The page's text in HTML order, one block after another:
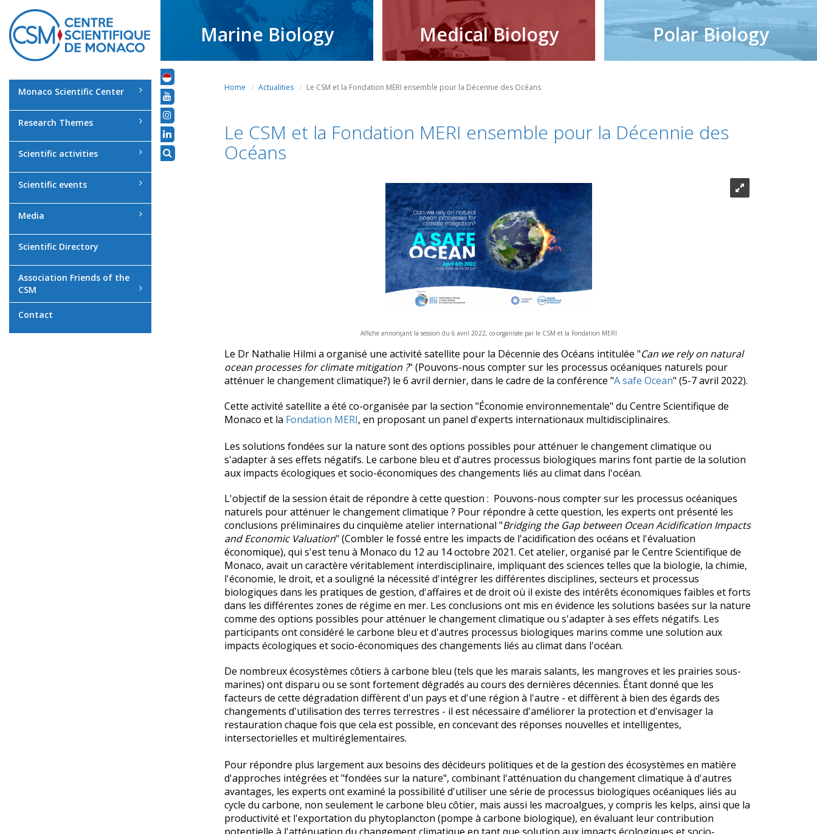
Monaco Scientific Center
Research Themes
Scientific activities
Scientific events
Media
Scientific Directory
Association Friends of the
CSM
Contact
Marine Biology Medical Biology Polar Biology
Home Actualities Le CSM et la Fondation MERI ensemble pour la Décennie des Océans
Le CSM et la Fondation MERI ensemble pour la Décennie des
Océans
Affiche annonçant la session du 6 avril 2022, co-organisée par le CSM et la Fondation MERI
Le Dr Nathalie Hilmi a organisé une activité satellite pour la Décennie des Océans intitulée "Can we rely on natural
ocean processes for climate mitigation ?" (Pouvons-nous compter sur les processus océaniques naturels pour
atténuer le changement climatique?) le 6 avril dernier, dans le cadre de la conférence "A safe Ocean" (5-7 avril 2022).
Cette activité satellite a été co-organisée par la section "Économie environnementale" du Centre Scientifique de
Monaco et la Fondation MERI, en proposant un panel d'experts internationaux multidisciplinaires.
Les solutions fondées sur la nature sont des options possibles pour atténuer le changement climatique ou
s'adapter à ses effets négatifs. Le carbone bleu et d'autres processus biologiques marins font partie de la solution
aux impacts écologiques et socio-économiques des changements liés au climat dans l'océan.
L'objectif de la session était de répondre à cette question : Pouvons-nous compter sur les processus océaniques
naturels pour atténuer le changement climatique ? Pour répondre à cette question, les experts ont présenté les
conclusions préliminaires du cinquième atelier international "Bridging the Gap between Ocean Acidification Impacts
and Economic Valuation" (Combler le fossé entre les impacts de l'acidification des océans et l'évaluation
économique), qui s'est tenu à Monaco du 12 au 14 octobre 2021. Cet atelier, organisé par le Centre Scientifique de
Monaco, avait un caractère véritablement interdisciplinaire, impliquant des sciences telles que la biologie, la chimie,
l'économie, le droit, et a souligné la nécessité d'intégrer les différentes disciplines, secteurs et processus
biologiques dans les pratiques de gestion, d'affaires et de droit où il existe des intérêts économiques faibles et forts
dans les différentes zones de régime en mer. Les conclusions ont mis en évidence les solutions basées sur la nature
comme des options possibles pour atténuer le changement climatique ou s'adapter à ses effets négatifs. Les
participants ont considéré le carbone bleu et d'autres processus biologiques marins comme une solution aux
impacts écologiques et socio-économiques des changements liés au climat dans l'océan.
De nombreux écosystèmes côtiers à carbone bleu (tels que les marais salants, les mangroves et les prairies sous-
marines) ont disparu ou se sont fortement dégradés au cours des dernières décennies. Étant donné que les
facteurs de cette dégradation diffèrent d'un pays et d'une région à l'autre - et diffèrent à bien des égards des
changements d'utilisation des terres terrestres - il est nécessaire d'améliorer la protection et d'envisager la
restauration chaque fois que cela est possible, en concevant des réponses nouvelles et intelligentes,
intersectorielles et multiréglementaires.
Pour répondre plus largement aux besoins des décideurs politiques et de la gestion des écosystèmes en matière
d'approches intégrées et "fondées sur la nature", combinant l'atténuation du changement climatique à d'autres
avantages, les experts ont examiné la possibilité d'utiliser une série de processus biologiques océaniques liés au
cycle du carbone, non seulement le carbone bleu côtier, mais aussi les macroalgues, y compris les kelps, ainsi que la
productivité et l'exportation du phytoplancton (pompe à carbone biologique), en évaluant leur contribution